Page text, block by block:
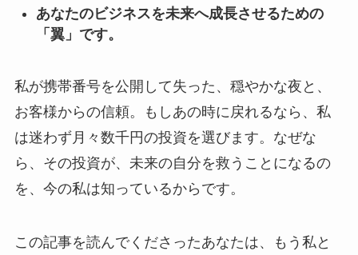
あなたのビジネスを未来へ成長させるための
「翼」です。
私が携帯番号を公開して失った、穏やかな夜と、
お客様からの信頼。もしあの時に戻れるなら、私
は迷わず月々数千円の投資を選びます。なぜな
ら、その投資が、未来の自分を救うことになるの
を、今の私は知っているからです。
この記事を読んでくださったあなたは、もう私と